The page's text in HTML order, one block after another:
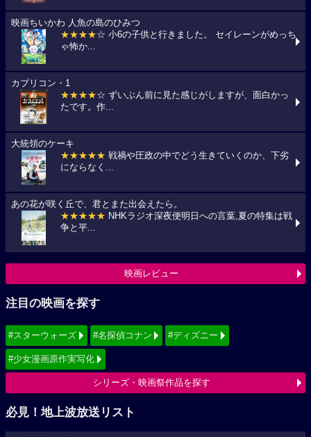
映画ちいかわ 人魚の島のひみつ
★★★★☆ 小6の子供と行きました。 セイレーンがめっち
ゃ怖か...
カプリコン・1
★★★★☆ ずいぶん前に見た感じがしますが、面白かっ
たです。作...
大統領のケーキ
★★★★★ 戦禍や圧政の中でどう生きていくのか、下劣
にならなく...
あの花が咲く丘で、君とまた出会えたら。
★★★★★ NHKラジオ深夜便明日への言葉,夏の特集は戦
争と平...
映画レビュー
注目の映画を探す
#スターウォーズ #名探偵コナン #ディズニー
#少女漫画原作実写化
シリーズ・映画祭作品を探す
必見！地上波放送リスト